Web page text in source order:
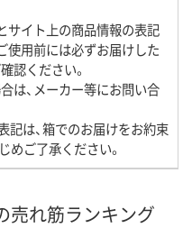
サイト上の商品情報の表記
使用前には必ずお届けした
認ください。
は、メーカー等にお問い合
記は、箱でのお届けをお約束
めご了承ください。
売れ筋ランキング